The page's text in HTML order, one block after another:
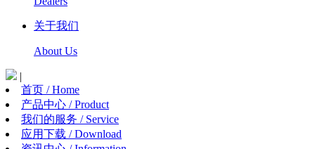
关于我们
About Us
|
首页 / Home
产品中心 / Product
我们的服务 / Service
应用下载 / Download